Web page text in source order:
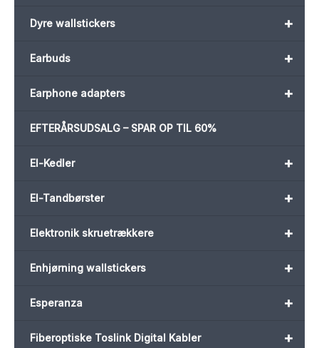
+
Dyre wallstickers
+
Earbuds
+
Earphone adapters
EFTERÅRSUDSALG – SPAR OP TIL 60%
+
El-Kedler
+
El-Tandbørster
+
Elektronik skruetrækkere
+
Enhjørning wallstickers
+
Esperanza
+
Fiberoptiske Toslink Digital Kabler